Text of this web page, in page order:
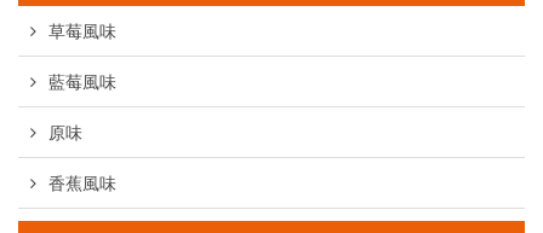
草莓風味
藍莓風味
原味
香蕉風味